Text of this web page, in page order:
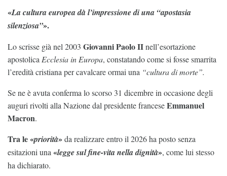
«La cultura europea dà l’impressione di una “apostasia
silenziosa”».
Lo scrisse già nel 2003 Giovanni Paolo IInell’esortazione
apostolica Ecclesia in Europa, constatando come si fosse smarrita
l’eredità cristiana per cavalcare ormai una “cultura di morte”.
Se ne è avuta conferma lo scorso 31 dicembre in occasione degli
auguri rivolti alla Nazione dal presidente franceseEmmanuel
Macron.
Tra le «priorità»da realizzare entro il 2026 ha posto senza
esitazioni una «legge sul fine-vita nella dignità», come lui stesso
ha dichiarato.